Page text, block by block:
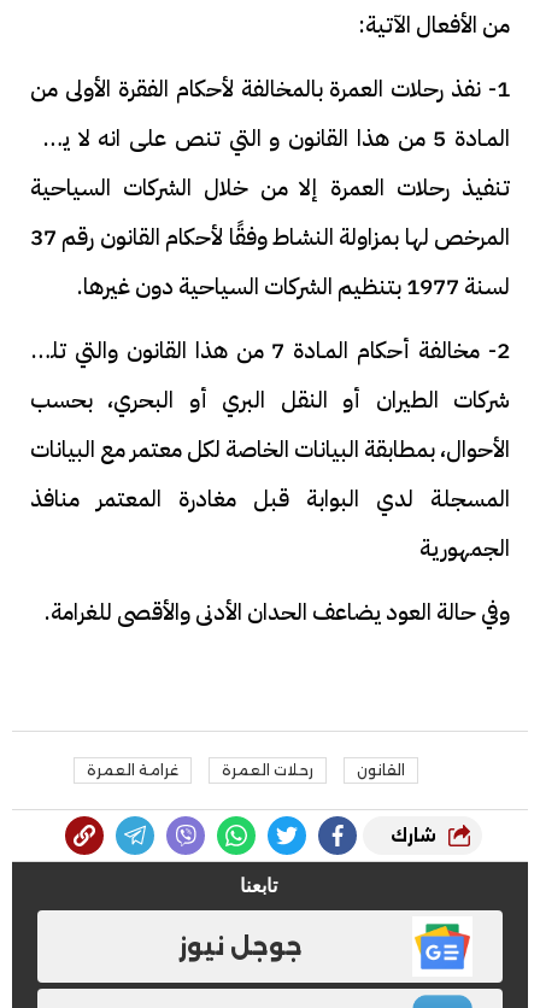
من الأفعال الآتية:
1- نفذ رحلات العمرة بالمخالفة لأحكام الفقرة الأولى من
المـادة 5 من هذا القانون و التي تنص على انه لا يجوز
تنفيذ رحلات العمرة إلا من خلال الشركات السياحية
المرخص لها بمزاولة النشاط وفقًا لأحكام القانون رقم 37
لسنة 1977 بتنظيم الشركات السياحية دون غيرها.
2- مخالفة أحكام المـادة 7 من هذا القانون والتي تلزم
شركات الطيران أو النقل البري أو البحري، بحسب
الأحوال، بمطابقة البيانات الخاصة لكل معتمر مع البيانات
المسجلة لدي البوابة قبل مغادرة المعتمر منافذ
الجمهورية
وفي حالة العود يضاعف الحدان الأدنى والأقصى للغرامة.
القانون رحلات العمرة غرامة العمرة
شارك
تابعنا
جوجل نيوز